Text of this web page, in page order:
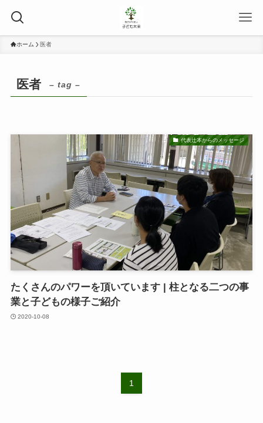
ホーム 医者
医者 – tag –
代表辻本からのメッセージ
たくさんのパワーを頂いています | 柱となる二つの事
業と子どもの様子ご紹介
2020-10-08
1